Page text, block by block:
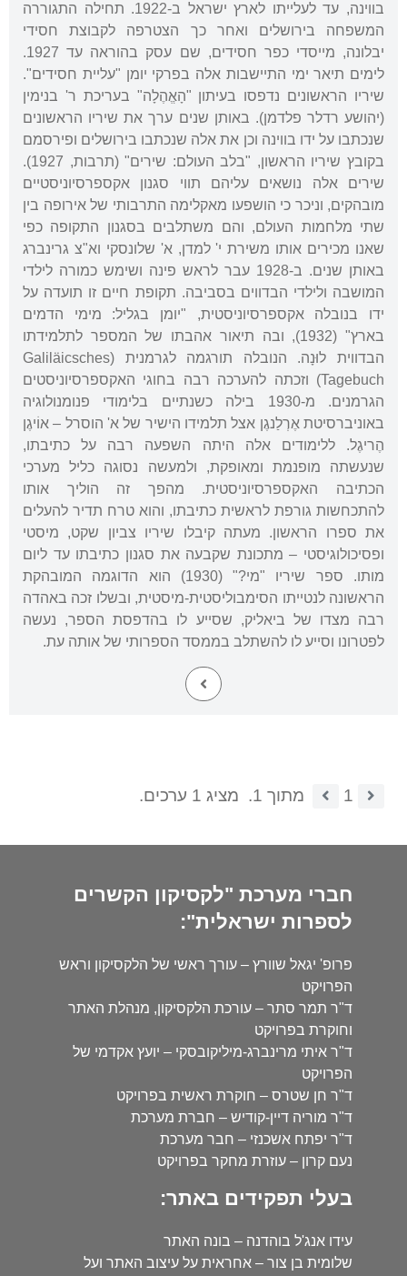
בווינה, עד לעלייתו לארץ ישראל ב-1922. תחילה התגוררה
המשפחה בירושלים ואחר כך הצטרפה לקבוצת חסידי
יבלונה, מייסדי כפר חסידים, שם עסק בהוראה עד 1927.
לימים תיאר ימי התיישבות אלה בפרקי יומן "עליית חסידים".
שיריו הראשונים נדפסו בעיתון "הָאֱהֶלָה" בעריכת ר' בנימין
(יהושע רדלר פלדמן). באותן שנים ערך את שיריו הראשונים
שנכתבו על ידו בווינה וכן את אלה שנכתבו בירושלים ופירסמם
בקובץ שיריו הראשון, "בלב העולם: שירים" (תרבות, 1927).
שירים אלה נושאים עליהם תווי סגנון אקספרסיוניסטיים
מובהקים, וניכר כי הושפעו מאקלימה התרבותי של אירופה בין
שתי מלחמות העולם, והם משתלבים בסגנון התקופה כפי
שאנו מכירים אותו משירת י' למדן, א' שלונסקי וא"צ גרינברג
באותן שנים. ב-1928 עבר לראש פינה ושימש כמורה לילדי
המושבה ולילדי הבדווים בסביבה. תקופת חיים זו תועדה על
ידו בנובלה אקספרסיוניסטית, "יומן בגליל: מימי הדמים
בארץ" (1932), ובה תיאור אהבתו של המספר לתלמידתו
הבדווית לוּנָה. הנובלה תורגמה לגרמנית (Galiläicsches
Tagebuch) וזכתה להערכה רבה בחוגי האקספרסיוניסטים
הגרמנים. מ-1930 בילה כשנתיים בלימודי פנומנולוגיה
באוניברסיטת אֶרְלַנגֶן אצל תלמידו הישיר של א' הוסרל – אוֹיגֶן
הֶריגֶל. ללימודים אלה היתה השפעה רבה על כתיבתו,
שנעשתה מופנמת ומאופקת, ולמעשה נסוגה כליל מערכי
הכתיבה האקספרסיוניסטית. מהפך זה הוליך אותו
להתכחשות גורפת לראשית כתיבתו, והוא טרח תדיר להעלים
את ספרו הראשון. מעתה קיבלו שיריו צביון שקט, מיסטי
ופסיכולוגיסטי – מתכונת שקבעה את סגנון כתיבתו עד ליום
מותו. ספר שיריו "מי?" (1930) הוא הדוגמה המובהקת
הראשונה לנטייתו הסימבוליסטית-מיסטית, ובשלו זכה באהדה
רבה מצדו של ביאליק, שסייע לו בהדפסת הספר, נעשה
לפטרונו וסייע לו להשתלב בממסד הספרותי של אותה עת.
1 מתוך 1. מציג 1 ערכים.
חברי מערכת "לקסיקון הקשרים
לספרות ישראלית":
פרופ' יגאל שוורץ – עורך ראשי של הלקסיקון וראש
הפרויקט
ד"ר תמר סתר – עורכת הלקסיקון, מנהלת האתר
וחוקרת בפרויקט
ד"ר איתי מרינברג-מיליקובסקי – יועץ אקדמי של
הפרויקט
ד"ר חן שטרס – חוקרת ראשית בפרויקט
ד"ר מוריה דיין-קודיש – חברת מערכת
ד"ר יפתח אשכנזי – חבר מערכת
נעם קרון – עוזרת מחקר בפרויקט
בעלי תפקידים באתר:
עידו אנג'ל בוהדנה – בונה האתר
שלומית בן צור – אחראית על עיצוב האתר ועל